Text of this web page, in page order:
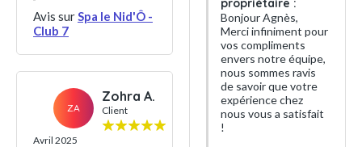
Avis surSpa le Nid'Ô -
Club 7
ZA
Zohra A.
Client
Avril 2025
propriétaire :
Bonjour Agnès,
Merci infiniment pour
vos compliments
envers notre équipe,
nous sommes ravis
de savoir que votre
expérience chez
nous vous a satisfait
!